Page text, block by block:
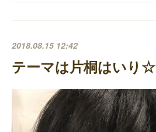
2018.08.15 12:42
テーマは片桐はいり☆